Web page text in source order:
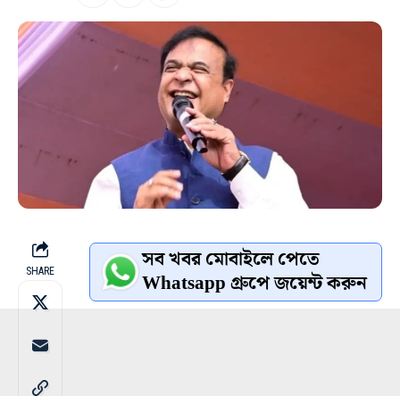
SHARE সব খবর মোবাইলে পেতে
Whatsapp গ্রুপে জয়েন্ট করুন